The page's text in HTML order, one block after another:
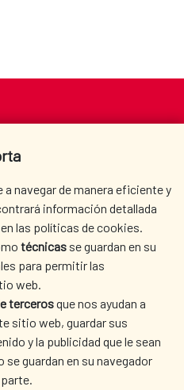
navegar de manera eficiente y
información detallada
las políticas de cookies.
técnicas se guardan en su
para permitir las
web.
tercerosque nos ayudan a
sitio web, guardar sus
y la publicidad que le sean
guardan en su navegador
WHERE DO WE COOPERATE?
PRESS ROOM
LIBRARY